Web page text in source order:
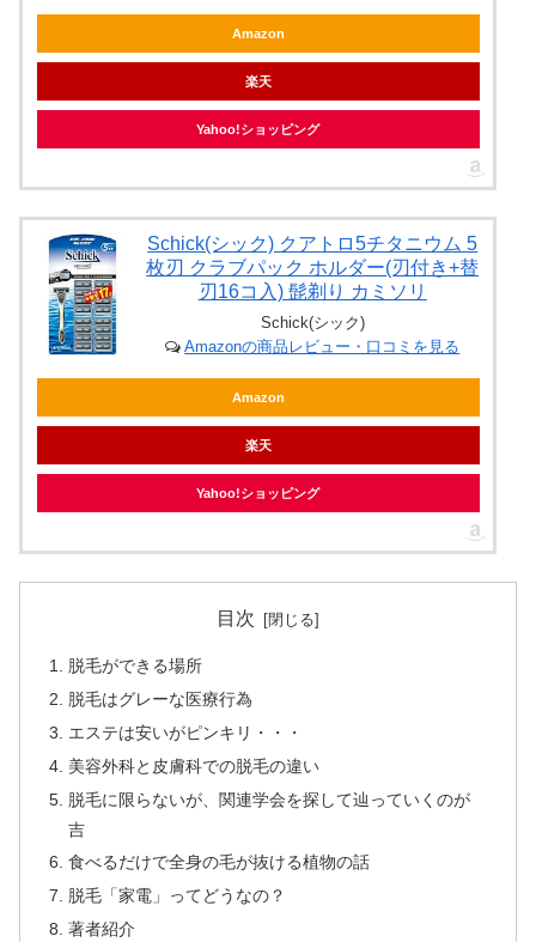
Amazon
楽天
Yahoo!ショッピング
Schick(シック) クアトロ5チタニウム 5
枚刃 クラブパック ホルダー(刃付き+替
刃16コ入) 髭剃り カミソリ
Schick(シック)
Amazonの商品レビュー・口コミを見る
Amazon
楽天
Yahoo!ショッピング
目次
脱毛ができる場所
脱毛はグレーな医療行為
エステは安いがピンキリ・・・
美容外科と皮膚科での脱毛の違い
脱毛に限らないが、関連学会を探して辿っていくのが
吉
食べるだけで全身の毛が抜ける植物の話
脱毛「家電」ってどうなの？
著者紹介